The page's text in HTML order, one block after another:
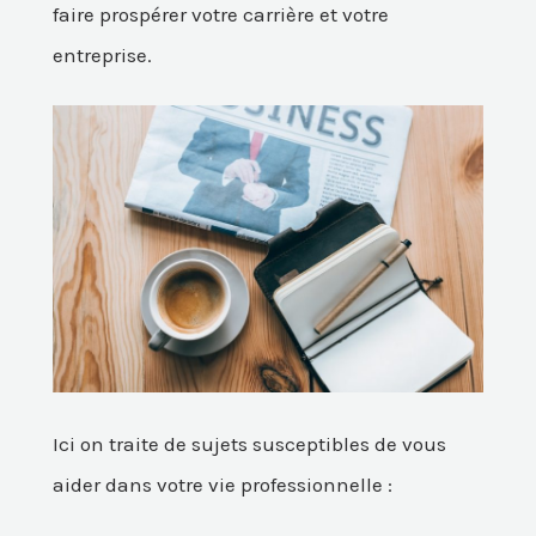
faire prospérer votre carrière et votre
entreprise.
Ici on traite de sujets susceptibles de vous
aider dans votre vie professionnelle :